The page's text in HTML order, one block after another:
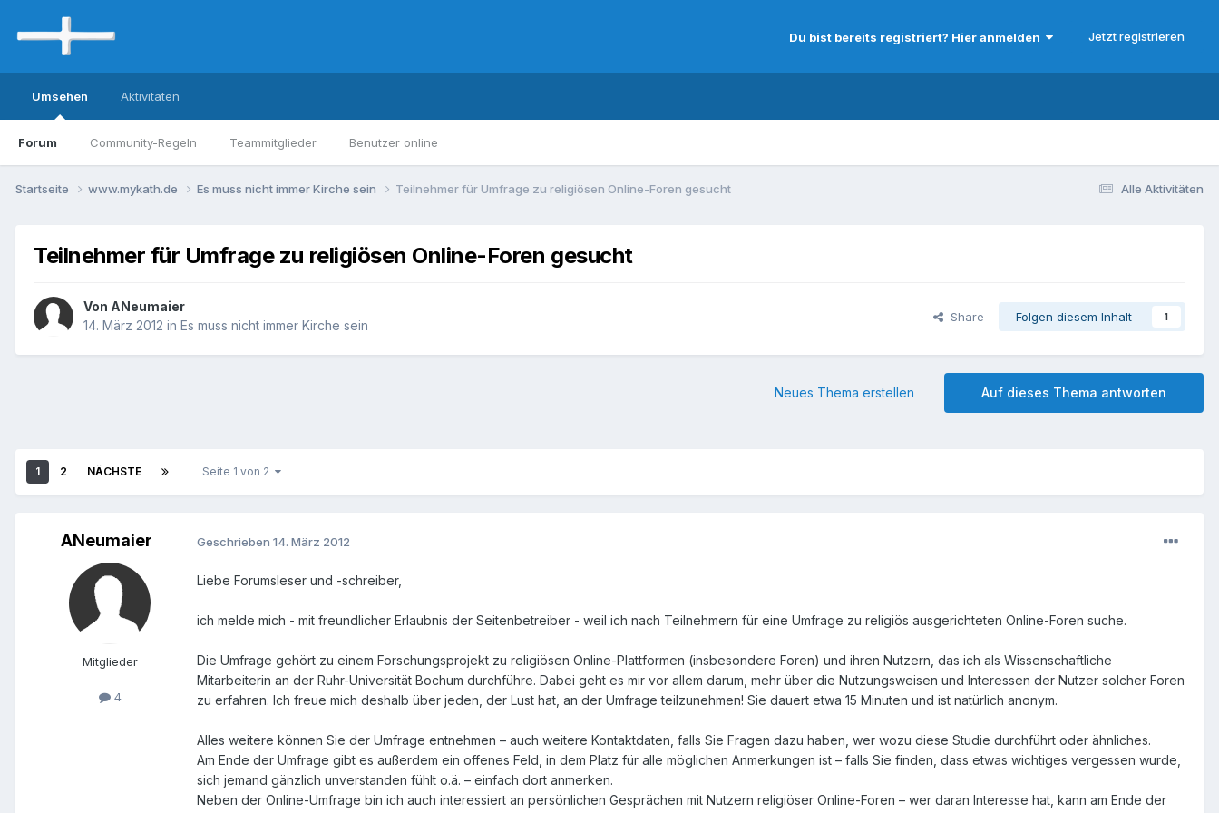
Du bist bereits registriert? Hier anmelden Jetzt registrieren
Umsehen
Forum Community-Regeln Teammitglieder Benutzer online
Aktivitäten
Alle Aktivitäten
Startseite www.mykath.de Es muss nicht immer Kirche sein Teilnehmer für Umfrage zu religiösen Online-Foren gesucht
Teilnehmer für Umfrage zu religiösen Online-Foren gesucht
Von ANeumaier
14. März 2012 in Es muss nicht immer Kirche sein
Share Folgen diesem Inhalt 1
Auf dieses Thema antworten
Neues Thema erstellen
1 2 NÄCHSTE Seite 1 von 2
ANeumaier
Mitglieder
4
Geschrieben 14. März 2012
Liebe Forumsleser und -schreiber,
ich melde mich - mit freundlicher Erlaubnis der Seitenbetreiber - weil ich nach Teilnehmern für eine Umfrage zu religiös ausgerichteten Online-Foren suche.
Die Umfrage gehört zu einem Forschungsprojekt zu religiösen Online-Plattformen (insbesondere Foren) und ihren Nutzern, das ich als Wissenschaftliche
Mitarbeiterin an der Ruhr-Universität Bochum durchführe. Dabei geht es mir vor allem darum, mehr über die Nutzungsweisen und Interessen der Nutzer solcher Foren
zu erfahren. Ich freue mich deshalb über jeden, der Lust hat, an der Umfrage teilzunehmen! Sie dauert etwa 15 Minuten und ist natürlich anonym.
Alles weitere können Sie der Umfrage entnehmen – auch weitere Kontaktdaten, falls Sie Fragen dazu haben, wer wozu diese Studie durchführt oder ähnliches.
Am Ende der Umfrage gibt es außerdem ein offenes Feld, in dem Platz für alle möglichen Anmerkungen ist – falls Sie finden, dass etwas wichtiges vergessen wurde,
sich jemand gänzlich unverstanden fühlt o.ä. – einfach dort anmerken.
Neben der Online-Umfrage bin ich auch interessiert an persönlichen Gesprächen mit Nutzern religiöser Online-Foren – wer daran Interesse hat, kann am Ende der